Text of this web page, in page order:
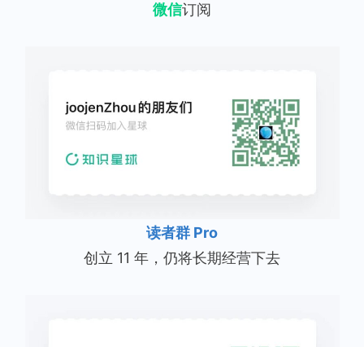
微信订阅
读者群 Pro
创立 11 年，仍将长期经营下去